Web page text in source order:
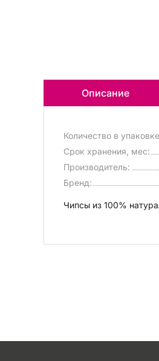
Описание
Количество в
Срок хранения, мес:
Производитель:
Бренд:
Чипсы из 100%